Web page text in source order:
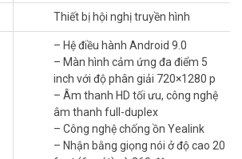
tác: Nâng cao sự tham gia và sự phối hợp
cuộc họp.
họp: Các tính năng dễ sử dụng giúp theo dõi
hiệu quả hơn bao giờ hết.
CP965-WirelessMic là một thiết bị không
làm việc hiện đại. Với chất lượng âm
kế tiện ích và tính năng bảo mật cao, sản
Thiết bị hội nghị truyền hình
– Hệ điều hành Android 9.0
– Màn hình cảm ứng đa điểm 5
inch với độ phân giải 720×1280 p
– Âm thanh HD tối ưu, công nghệ
âm thanh full-duplex
– Công nghệ chống ồn Yealink
– Nhận bằng giọng nói ở độ cao 20